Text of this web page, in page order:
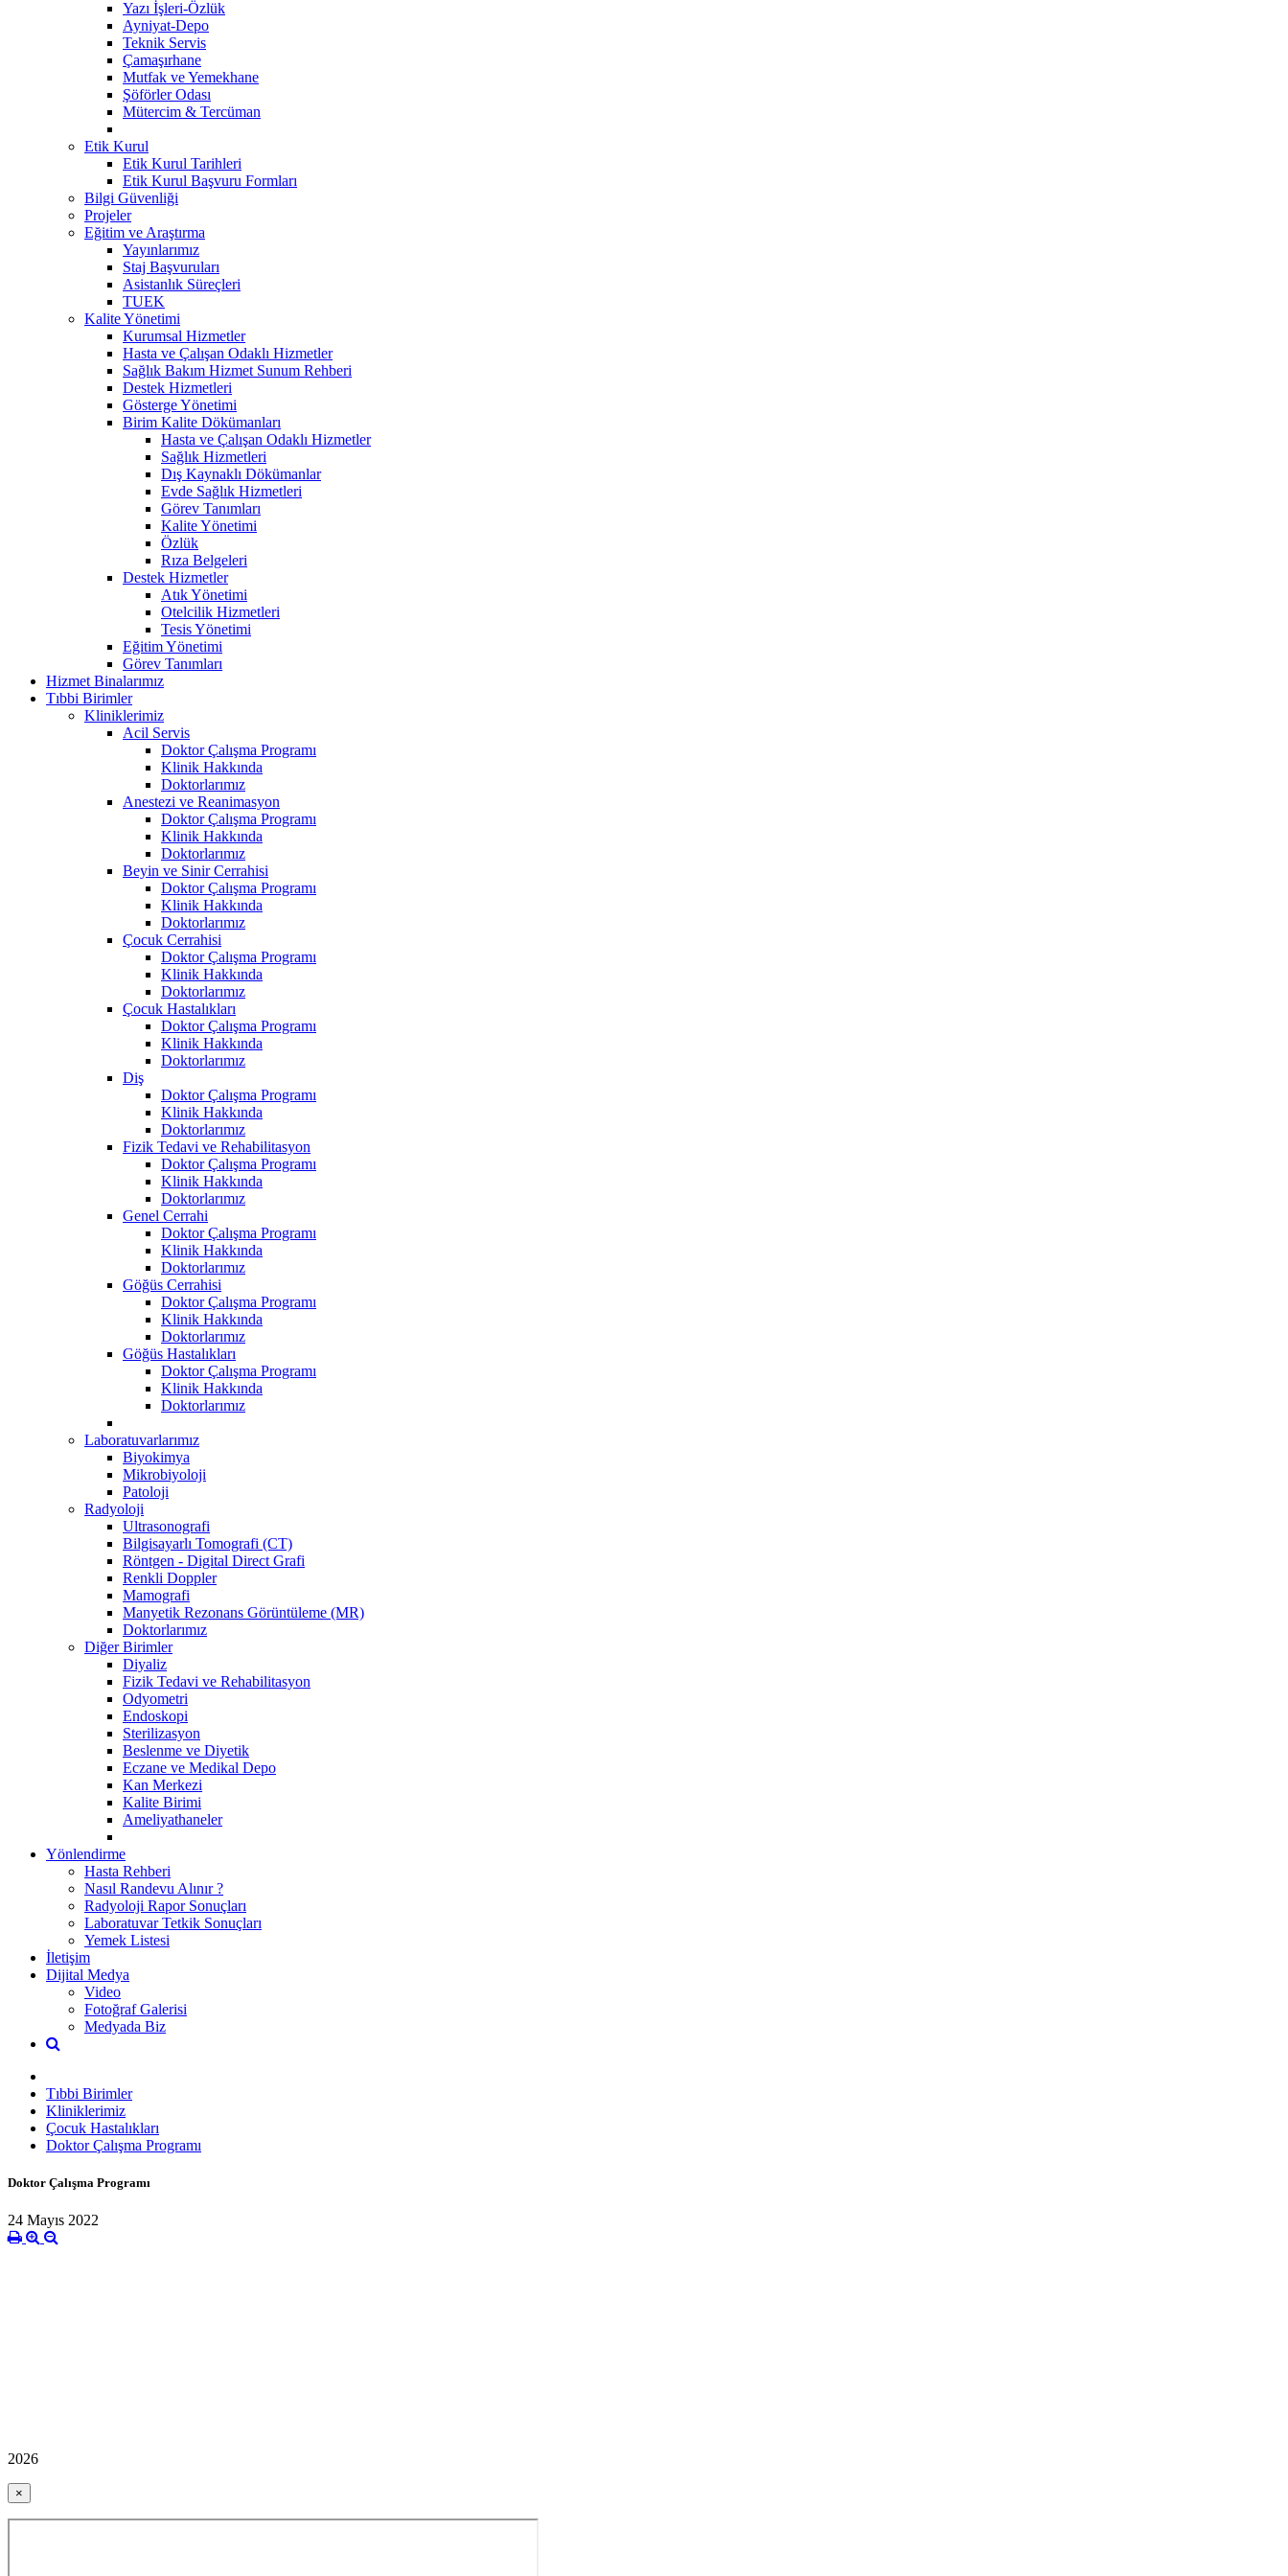
Yazı İşleri-Özlük
Ayniyat-Depo
Teknik Servis
Çamaşırhane
Mutfak ve Yemekhane
Şöförler Odası
Mütercim & Tercüman
Etik Kurul
Etik Kurul Tarihleri
Etik Kurul Başvuru Formları
Bilgi Güvenliği
Projeler
Eğitim ve Araştırma
Yayınlarımız
Staj Başvuruları
Asistanlık Süreçleri
TUEK
Kalite Yönetimi
Kurumsal Hizmetler
Hasta ve Çalışan Odaklı Hizmetler
Sağlık Bakım Hizmet Sunum Rehberi
Destek Hizmetleri
Gösterge Yönetimi
Birim Kalite Dökümanları
Hasta ve Çalışan Odaklı Hizmetler
Sağlık Hizmetleri
Dış Kaynaklı Dökümanlar
Evde Sağlık Hizmetleri
Görev Tanımları
Kalite Yönetimi
Özlük
Rıza Belgeleri
Destek Hizmetler
Atık Yönetimi
Otelcilik Hizmetleri
Tesis Yönetimi
Eğitim Yönetimi
Görev Tanımları
Hizmet Binalarımız
Tıbbi Birimler
Kliniklerimiz
Acil Servis
Doktor Çalışma Programı
Klinik Hakkında
Doktorlarımız
Anestezi ve Reanimasyon
Doktor Çalışma Programı
Klinik Hakkında
Doktorlarımız
Beyin ve Sinir Cerrahisi
Doktor Çalışma Programı
Klinik Hakkında
Doktorlarımız
Çocuk Cerrahisi
Doktor Çalışma Programı
Klinik Hakkında
Doktorlarımız
Çocuk Hastalıkları
Doktor Çalışma Programı
Klinik Hakkında
Doktorlarımız
Diş
Doktor Çalışma Programı
Klinik Hakkında
Doktorlarımız
Fizik Tedavi ve Rehabilitasyon
Doktor Çalışma Programı
Klinik Hakkında
Doktorlarımız
Genel Cerrahi
Doktor Çalışma Programı
Klinik Hakkında
Doktorlarımız
Göğüs Cerrahisi
Doktor Çalışma Programı
Klinik Hakkında
Doktorlarımız
Göğüs Hastalıkları
Doktor Çalışma Programı
Klinik Hakkında
Doktorlarımız
Laboratuvarlarımız
Biyokimya
Mikrobiyoloji
Patoloji
Radyoloji
Ultrasonografi
Bilgisayarlı Tomografi (CT)
Röntgen - Digital Direct Grafi
Renkli Doppler
Mamografi
Manyetik Rezonans Görüntüleme (MR)
Doktorlarımız
Diğer Birimler
Diyaliz
Fizik Tedavi ve Rehabilitasyon
Odyometri
Endoskopi
Sterilizasyon
Beslenme ve Diyetik
Eczane ve Medikal Depo
Kan Merkezi
Kalite Birimi
Ameliyathaneler
Yönlendirme
Hasta Rehberi
Nasıl Randevu Alınır ?
Radyoloji Rapor Sonuçları
Laboratuvar Tetkik Sonuçları
Yemek Listesi
İletişim
Dijital Medya
Video
Fotoğraf Galerisi
Medyada Biz
Tıbbi Birimler
Kliniklerimiz
Çocuk Hastalıkları
Doktor Çalışma Programı
Doktor Çalışma Programı
24 Mayıs 2022
2026
×